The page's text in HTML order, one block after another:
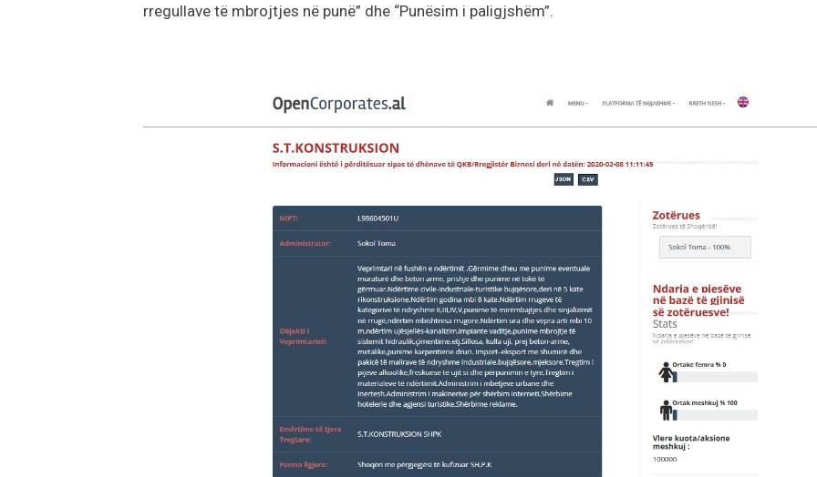
rregullave të mbrojtjes në punë” dhe “Punësim i paligjshëm”.